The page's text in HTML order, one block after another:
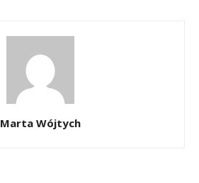
Marta Wójtych